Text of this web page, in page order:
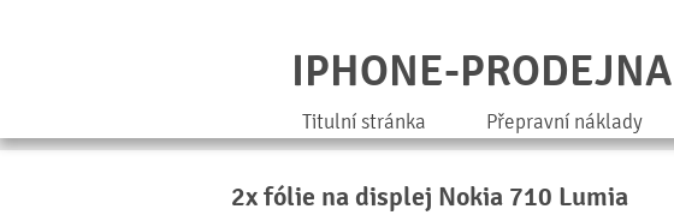
IPHONE-PRODEJNA
Titulní stránka Přepravní náklady
2x fólie na displej Nokia 710 Lumia